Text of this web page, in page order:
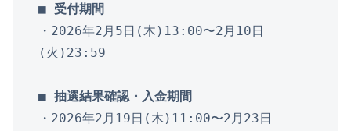
■ 受付期間
・2026年2月5日(木)13:00〜2月10日
(火)23:59
■ 抽選結果確認・入金期間
・2026年2月19日(木)11:00〜2月23日